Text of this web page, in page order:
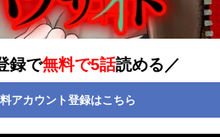
録で無料で5話読める／
アカウント登録はこちら